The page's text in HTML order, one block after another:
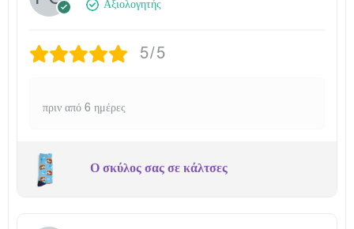
Αξιολογητής
5/5
πριν από 6 ημέρες
Ο σκύλος σας σε κάλτσες